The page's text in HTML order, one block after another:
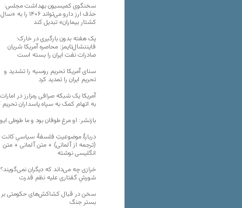
سخنگوی کمیسیون بهداشت مجلس:
حذف ارز دارو می‌تواند ۱۴۰۶ را به «سال
کشتار بیماران» تبدیل کند
یک هفته بدون بارگیری در خارک؛
فایننشال‌تایمز: محاصره آمریکا شریان
صادرات نفت ایران را بسته است
سنای آمریکا تحریم روسیه را تشدید و
تحریم ایران را تمدید کرد
آمریکا یک شبکه صرافی رمزارز در امارات
به اتهام کمک به سپاه پاسداران تحریم
بازنشر: او مرغ طوفان بود و ما طوطی
دربارهٔ موضوعیتِ فلسفهٔ سیاسیِ کانت
(ترجمه از آلمانی) + متن آلمانی + متن
انگلیسی نوشته
خرازی چه می‌داند که دیگران نمی‌گویند؟؛
شورشِ گفتاری علیه نظم قدرت
سخن در قبال کشاکش‌های حکومتی بر
بستر جنگ